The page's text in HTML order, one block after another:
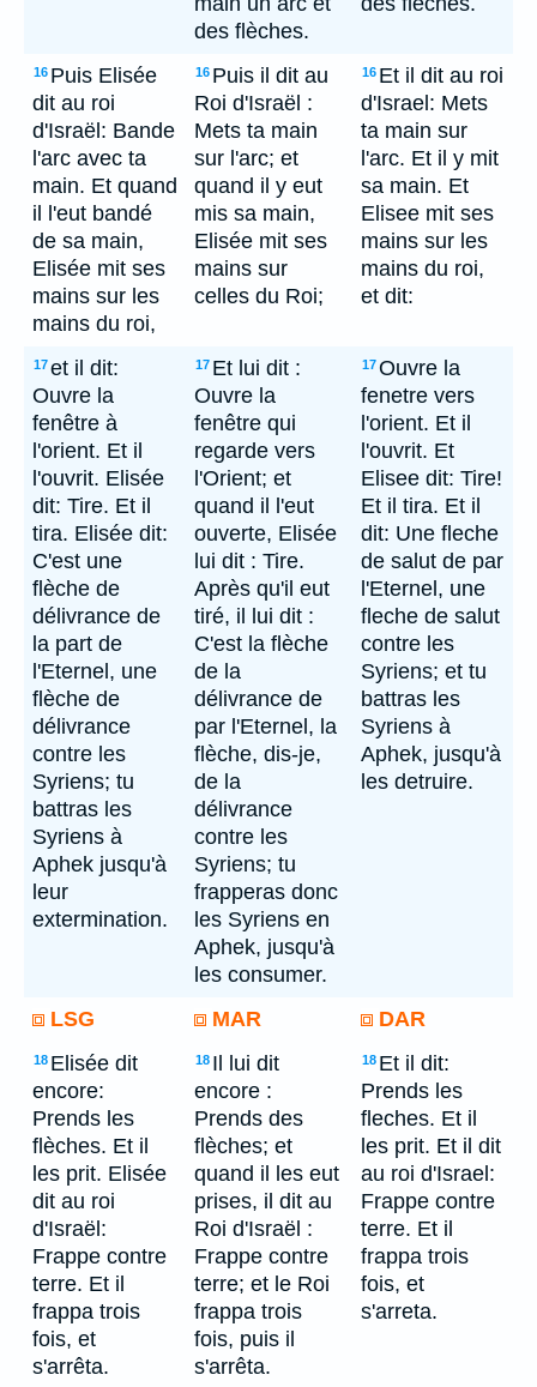
des flèches.
16 Puis Elisée
dit au roi
d'Israël: Bande
l'arc avec ta
main. Et quand
il l'eut bandé
de sa main,
Elisée mit ses
mains sur les
mains du roi,
16 Puis il dit au
Roi d'Israël :
Mets ta main
sur l'arc; et
quand il y eut
mis sa main,
Elisée mit ses
mains sur
celles du Roi;
16 Et il dit au roi
d'Israel: Mets
ta main sur
l'arc. Et il y mit
sa main. Et
Elisee mit ses
mains sur les
mains du roi,
et dit:
17et il dit:
Ouvre la
fenêtre à
l'orient. Et il
l'ouvrit. Elisée
dit: Tire. Et il
tira. Elisée dit:
C'est une
flèche de
délivrance de
la part de
l'Eternel, une
flèche de
délivrance
contre les
Syriens; tu
battras les
Syriens à
Aphek jusqu'à
leur
extermination.
17 Et lui dit :
Ouvre la
fenêtre qui
regarde vers
l'Orient; et
quand il l'eut
ouverte, Elisée
lui dit : Tire.
Après qu'il eut
tiré, il lui dit :
C'est la flèche
de la
délivrance de
par l'Eternel, la
flèche, dis-je,
de la
délivrance
contre les
Syriens; tu
frapperas donc
les Syriens en
Aphek, jusqu'à
les consumer.
17Ouvre la
fenetre vers
l'orient. Et il
l'ouvrit. Et
Elisee dit: Tire!
Et il tira. Et il
dit: Une fleche
de salut de par
l'Eternel, une
fleche de salut
contre les
Syriens; et tu
battras les
Syriens à
Aphek, jusqu'à
les detruire.
LSG MAR DAR
18 Elisée dit
encore:
Prends les
flèches. Et il
les prit. Elisée
dit au roi
d'Israël:
Frappe contre
terre. Et il
frappa trois
fois, et
s'arrêta.
18 Il lui dit
encore :
Prends des
flèches; et
quand il les eut
prises, il dit au
Roi d'Israël :
Frappe contre
terre; et le Roi
frappa trois
fois, puis il
s'arrêta.
18 Et il dit:
Prends les
fleches. Et il
les prit. Et il dit
au roi d'Israel:
Frappe contre
terre. Et il
frappa trois
fois, et
s'arreta.